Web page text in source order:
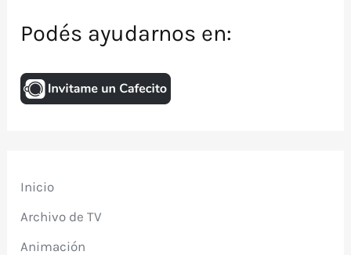
Podés ayudarnos en:
Inicio
Archivo de TV
Animación